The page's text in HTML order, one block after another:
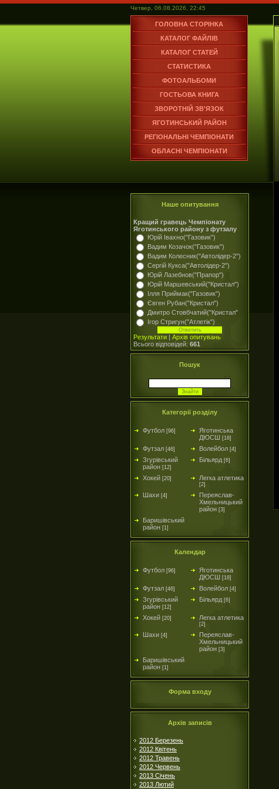
Четвер, 06.08.2026, 22:45
ГОЛОВНА СТОРІНКА
КАТАЛОГ ФАЙЛІВ
КАТАЛОГ СТАТЕЙ
СТАТИСТИКА
ФОТОАЛЬБОМИ
ГОСТЬОВА КНИГА
ЗВОРОТНІЙ ЗВ'ЯЗОК
ЯГОТИНСЬКИЙ РАЙОН
РЕГІОНАЛЬНІ ЧЕМПІОНАТИ
ОБЛАСНІ ЧЕМПІОНАТИ
Наше опитування
Кращий гравець Чемпіонату
Яготинського району з футзалу
Юрій Івахно("Газовик")
Вадим Козачок("Газовик")
Вадим Колесник("Автолідер-2")
Сергій Кукса("Автолідер-2")
Юрій Лазебнов("Прапор")
Юрій Маршевський("Кристал")
Ілля Приймак("Газовик")
Євген Рубан("Кристал")
Дмитро Стовбчатий("Кристал"
Ігор Стригун("Атлетік")
Результати | Архів опитувань
Всього відповідей: 661
Пошук
Категорії розділу
Футбол [96]
Яготинська
ДЮСШ [18]
Футзал [46] Волейбол [4]
Згурівський
район [12]
Більярд [6]
Хокей [20] Легка атлетика
[2]
Шахи [4]
Переяслав-
Хмельницький
район [3]
Баришівський
район [1]
Календар
Футбол [96]
Яготинська
ДЮСШ [18]
Футзал [46] Волейбол [4]
Згурівський
район [12]
Більярд [6]
Хокей [20] Легка атлетика
[2]
Шахи [4]
Переяслав-
Хмельницький
район [3]
Баришівський
район [1]
Форма входу
Архів записів
2012 Березень
2012 Квітень
2012 Травень
2012 Червень
2013 Січень
2013 Лютий